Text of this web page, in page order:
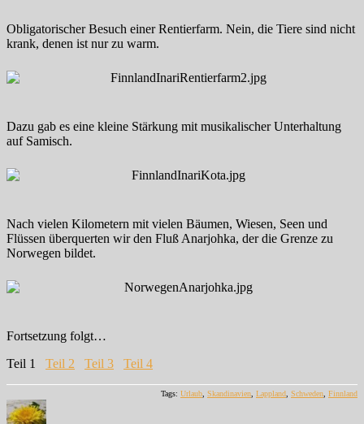
Obligatorischer Besuch einer Rentierfarm. Nein, die Tiere sind nicht
krank, denen ist nur zu warm.
Dazu gab es eine kleine Stärkung mit musikalischer Unterhaltung
auf Samisch.
Nach vielen Kilometern mit vielen Bäumen, Wiesen, Seen und
Flüssen überquerten wir den Fluß Anarjohka, der die Grenze zu
Norwegen bildet.
Fortsetzung folgt…
Teil 1 Teil 2 Teil 3 Teil 4
Tags: Urlaub Skandinavien Lappland Schweden Finnland
Autor